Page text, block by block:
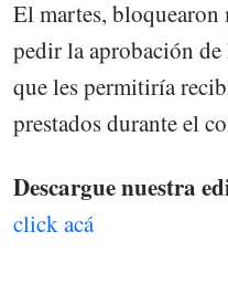
El martes, bloquearon
pedir la aprobación
que les permitiría
prestados durante el
Descargue nuestra
click acá